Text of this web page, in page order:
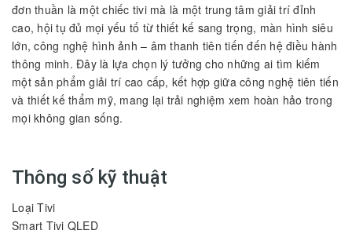
đơn thuần là một chiếc tivi mà là một trung tâm giải trí đỉnh
cao, hội tụ đủ mọi yếu tố từ thiết kế sang trọng, màn hình siêu
lớn, công nghệ hình ảnh – âm thanh tiên tiến đến hệ điều hành
thông minh. Đây là lựa chọn lý tưởng cho những ai tìm kiếm
một sản phẩm giải trí cao cấp, kết hợp giữa công nghệ tiên tiến
và thiết kế thẩm mỹ, mang lại trải nghiệm xem hoàn hảo trong
mọi không gian sống.
Thông số kỹ thuật
Loại Tivi
Smart Tivi QLED